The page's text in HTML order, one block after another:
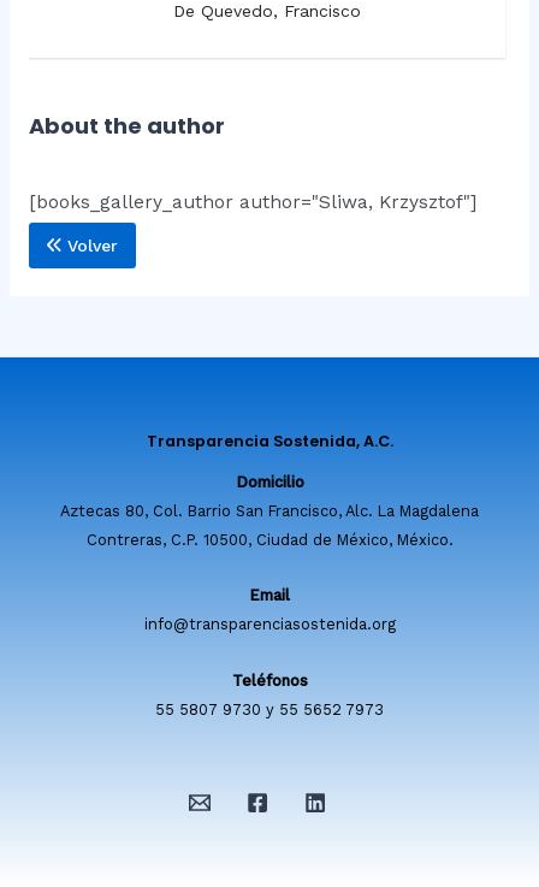
De Quevedo, Francisco
About the author
[books_gallery_author author="Sliwa, Krzysztof"]
Volver
Transparencia Sostenida, A.C.
Domicilio
Aztecas 80, Col. Barrio San Francisco, Alc. La Magdalena
Contreras, C.P. 10500, Ciudad de México, México.
Email
info@transparenciasostenida.org
Teléfonos
55 5807 9730 y 55 5652 7973